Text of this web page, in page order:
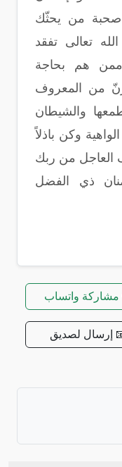
من يحثّك
تعالى تفقد
ممن هم بحاجة
من المعروف
والشيطان
وكن باذلاً
العاجل من ربك
ذي الفضل
مشاركة واتساب
إرسال لصديق